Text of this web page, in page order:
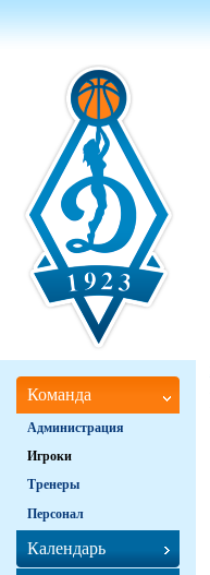
Команда
Администрация
Игроки
Тренеры
Персонал
Календарь